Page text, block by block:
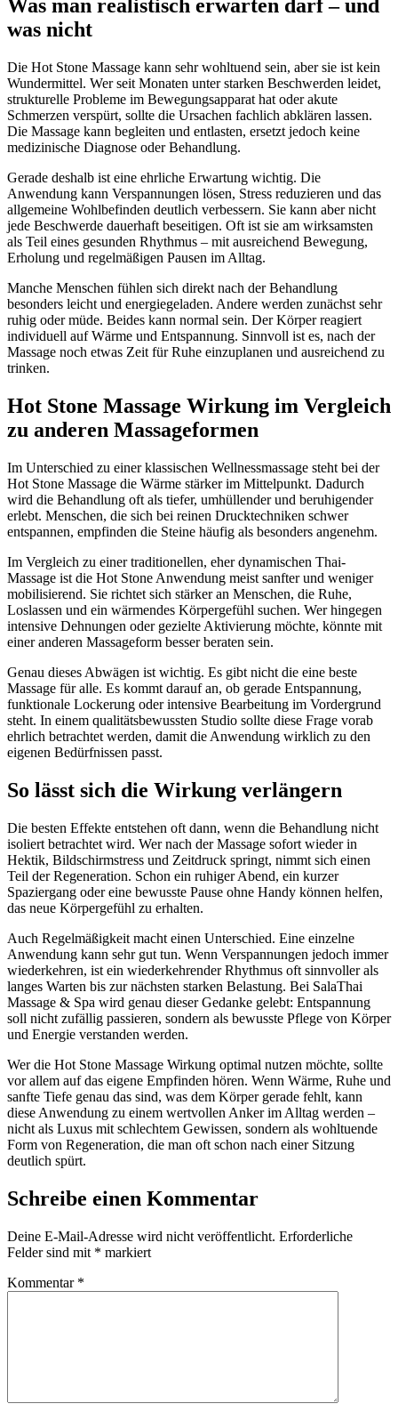
Was man realistisch erwarten darf – und
was nicht
Die Hot Stone Massage kann sehr wohltuend sein, aber sie ist kein
Wundermittel. Wer seit Monaten unter starken Beschwerden leidet,
strukturelle Probleme im Bewegungsapparat hat oder akute
Schmerzen verspürt, sollte die Ursachen fachlich abklären lassen.
Die Massage kann begleiten und entlasten, ersetzt jedoch keine
medizinische Diagnose oder Behandlung.
Gerade deshalb ist eine ehrliche Erwartung wichtig. Die
Anwendung kann Verspannungen lösen, Stress reduzieren und das
allgemeine Wohlbefinden deutlich verbessern. Sie kann aber nicht
jede Beschwerde dauerhaft beseitigen. Oft ist sie am wirksamsten
als Teil eines gesunden Rhythmus – mit ausreichend Bewegung,
Erholung und regelmäßigen Pausen im Alltag.
Manche Menschen fühlen sich direkt nach der Behandlung
besonders leicht und energiegeladen. Andere werden zunächst sehr
ruhig oder müde. Beides kann normal sein. Der Körper reagiert
individuell auf Wärme und Entspannung. Sinnvoll ist es, nach der
Massage noch etwas Zeit für Ruhe einzuplanen und ausreichend zu
trinken.
Hot Stone Massage Wirkung im Vergleich
zu anderen Massageformen
Im Unterschied zu einer klassischen Wellnessmassage steht bei der
Hot Stone Massage die Wärme stärker im Mittelpunkt. Dadurch
wird die Behandlung oft als tiefer, umhüllender und beruhigender
erlebt. Menschen, die sich bei reinen Drucktechniken schwer
entspannen, empfinden die Steine häufig als besonders angenehm.
Im Vergleich zu einer traditionellen, eher dynamischen Thai-
Massage ist die Hot Stone Anwendung meist sanfter und weniger
mobilisierend. Sie richtet sich stärker an Menschen, die Ruhe,
Loslassen und ein wärmendes Körpergefühl suchen. Wer hingegen
intensive Dehnungen oder gezielte Aktivierung möchte, könnte mit
einer anderen Massageform besser beraten sein.
Genau dieses Abwägen ist wichtig. Es gibt nicht die eine beste
Massage für alle. Es kommt darauf an, ob gerade Entspannung,
funktionale Lockerung oder intensive Bearbeitung im Vordergrund
steht. In einem qualitätsbewussten Studio sollte diese Frage vorab
ehrlich betrachtet werden, damit die Anwendung wirklich zu den
eigenen Bedürfnissen passt.
So lässt sich die Wirkung verlängern
Die besten Effekte entstehen oft dann, wenn die Behandlung nicht
isoliert betrachtet wird. Wer nach der Massage sofort wieder in
Hektik, Bildschirmstress und Zeitdruck springt, nimmt sich einen
Teil der Regeneration. Schon ein ruhiger Abend, ein kurzer
Spaziergang oder eine bewusste Pause ohne Handy können helfen,
das neue Körpergefühl zu erhalten.
Auch Regelmäßigkeit macht einen Unterschied. Eine einzelne
Anwendung kann sehr gut tun. Wenn Verspannungen jedoch immer
wiederkehren, ist ein wiederkehrender Rhythmus oft sinnvoller als
langes Warten bis zur nächsten starken Belastung. Bei SalaThai
Massage & Spa wird genau dieser Gedanke gelebt: Entspannung
soll nicht zufällig passieren, sondern als bewusste Pflege von Körper
und Energie verstanden werden.
Wer die Hot Stone Massage Wirkung optimal nutzen möchte, sollte
vor allem auf das eigene Empfinden hören. Wenn Wärme, Ruhe und
sanfte Tiefe genau das sind, was dem Körper gerade fehlt, kann
diese Anwendung zu einem wertvollen Anker im Alltag werden –
nicht als Luxus mit schlechtem Gewissen, sondern als wohltuende
Form von Regeneration, die man oft schon nach einer Sitzung
deutlich spürt.
Schreibe einen Kommentar
Deine E-Mail-Adresse wird nicht veröffentlicht. Erforderliche
Felder sind mit * markiert
Kommentar *